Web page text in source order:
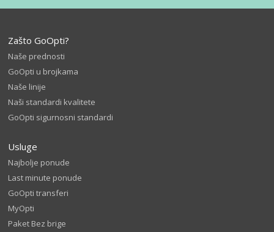
Zašto GoOpti?
Naše prednosti
GoOpti u brojkama
Naše linije
Naši standardi kvalitete
GoOpti sigurnosni standardi
Usluge
Najbolje ponude
Last minute ponude
GoOpti transferi
MyOpti
Paket Bez brige